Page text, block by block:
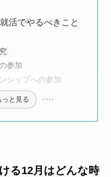
活でやるべきこと
参加
シップへの参加
っと見る
る12月はどんな時